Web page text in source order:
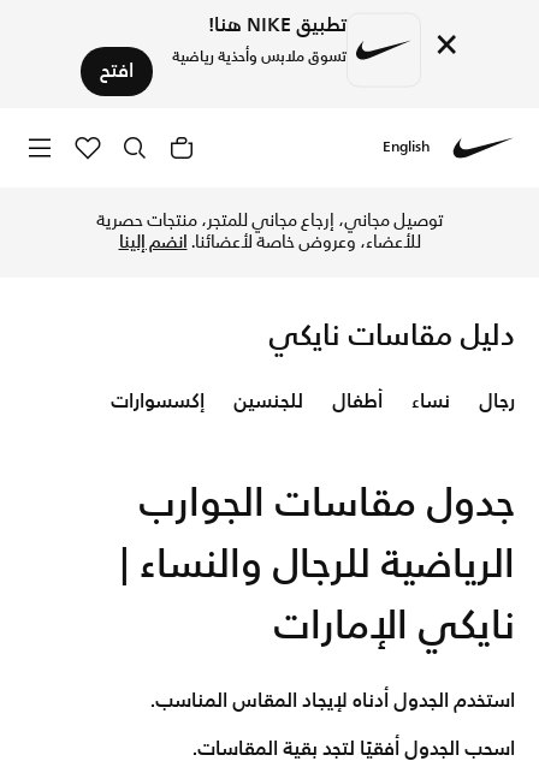
× تطبيق NIKE هنا!
تسوق ملابس وأحذية رياضية افتح
English
توصيل مجاني، إرجاع مجاني للمتجر، منتجات حصرية
للأعضاء، وعروض خاصة لأعضائنا.انضم إلينا
دليل مقاسات نايكي
رجال نساء أطفال للجنسين إكسسوارات
جدول مقاسات الجوارب
الرياضية للرجال والنساء |
نايكي الإمارات
استخدم الجدول أدناه لإيجاد المقاس المناسب.
اسحب الجدول أفقيًا لتجد بقية المقاسات.